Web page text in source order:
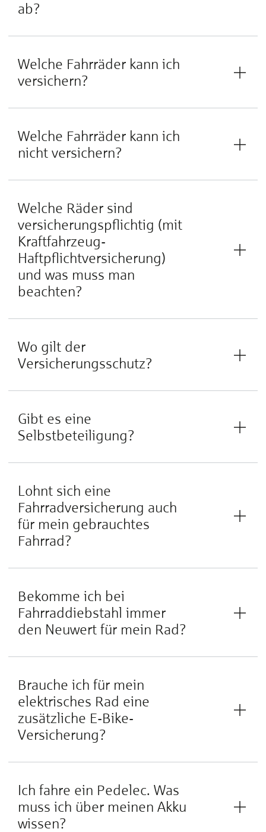
ab?
Welche Fahrräder kann ich
versichern?
Welche Fahrräder kann ich
nicht versichern?
Welche Räder sind
versicherungspflichtig (mit
Kraftfahrzeug-
Haftpflichtversicherung)
und was muss man
beachten?
Wo gilt der
Versicherungsschutz?
Gibt es eine
Selbstbeteiligung?
Lohnt sich eine
Fahrradversicherung auch
für mein gebrauchtes
Fahrrad?
Bekomme ich bei
Fahrraddiebstahl immer
den Neuwert für mein Rad?
Brauche ich für mein
elektrisches Rad eine
zusätzliche E-Bike-
Versicherung?
Ich fahre ein Pedelec. Was
muss ich über meinen Akku
wissen?